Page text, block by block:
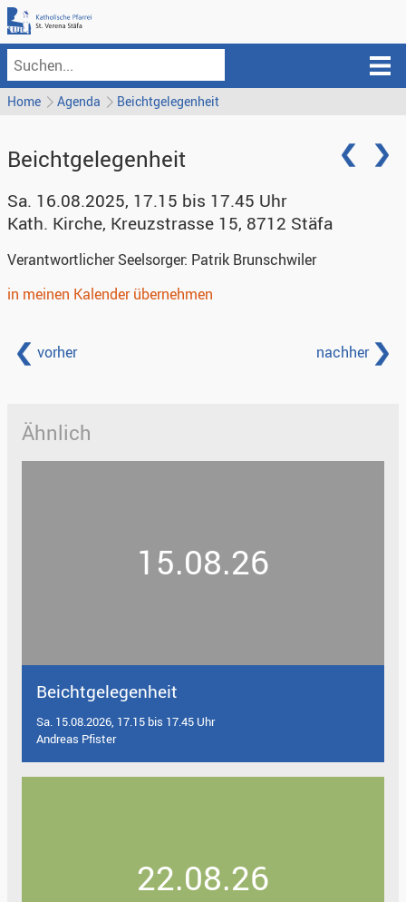
Home Agenda Beichtgelegenheit
Beichtgelegenheit
Sa. 16.08.2025, 17.15 bis 17.45 Uhr
Kath. Kirche, Kreuzstrasse 15, 8712 Stäfa
Verantwortlicher Seelsorger: Patrik Brunschwiler
in meinen Kalender übernehmen
vorher nachher
Ähnlich
15.08.26
Beichtgelegenheit
Sa. 15.08.2026, 17.15 bis 17.45 Uhr
Andreas Pfister
22.08.26